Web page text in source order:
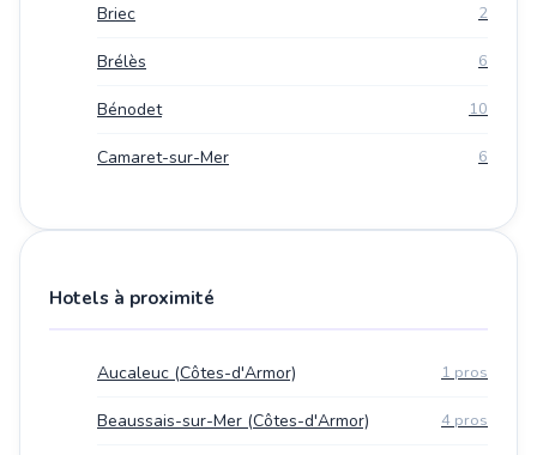
Briec 2
Brélès 6
Bénodet 10
Camaret-sur-Mer 6
Hotels à proximité
Aucaleuc (Côtes-d'Armor) 1 pros
Beaussais-sur-Mer (Côtes-d'Armor) 4 pros